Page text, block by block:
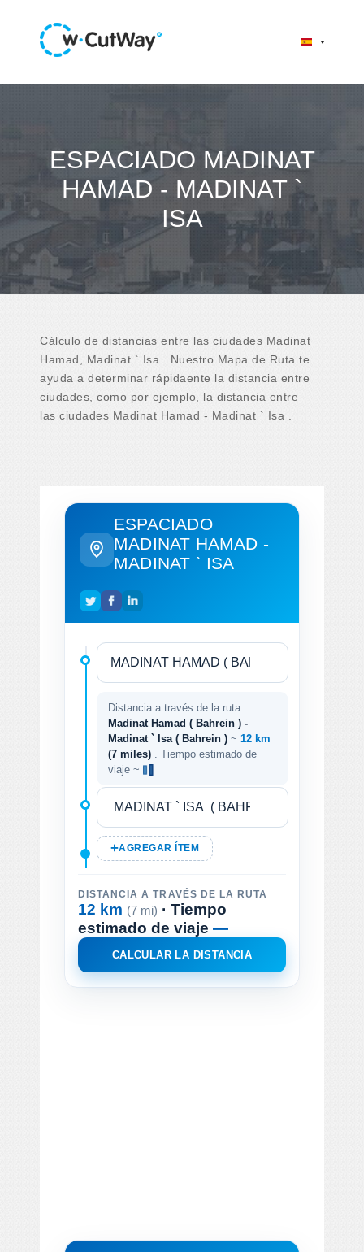
ESPACIADO MADINAT
HAMAD - MADINAT `
ISA
Cálculo de distancias entre las ciudades Madinat
Hamad, Madinat ` Isa . Nuestro Mapa de Ruta te
ayuda a determinar rápidaente la distancia entre
ciudades, como por ejemplo, la distancia entre
las ciudades Madinat Hamad - Madinat ` Isa .
ESPACIADO
MADINAT HAMAD -
MADINAT ` ISA
Distancia a través de la ruta
Madinat Hamad ( Bahrein ) -
Madinat ` Isa ( Bahrein ) ~ 12 km
(7 miles)
. Tiempo estimado de
viaje ~
AGREGAR ÍTEM
DISTANCIA A TRAVÉS DE LA RUTA
12 km (7 mi) · Tiempo
estimado de viaje —
CALCULAR LA DISTANCIA